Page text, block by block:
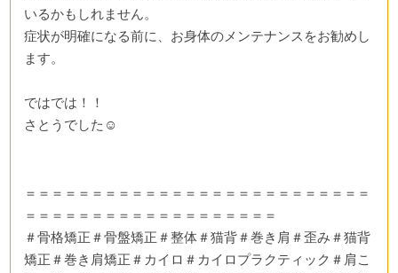
いるかもしれません。
症状が明確になる前に、お身体のメンテナンスをお勧めし
ます。
ではでは！！
さとうでした☺
＝＝＝＝＝＝＝＝＝＝＝＝＝＝＝＝＝＝＝＝＝＝＝＝＝＝
＝＝＝＝＝＝＝＝＝＝＝＝＝＝＝＝＝＝＝
＃骨格矯正＃骨盤矯正＃整体＃猫背＃巻き肩＃歪み＃猫背
矯正＃巻き肩矯正＃カイロ＃カイロプラクティック＃肩こ